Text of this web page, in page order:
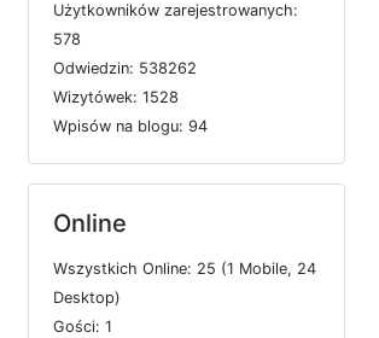
Użytkowników zarejestrowanych:
578
Odwiedzin: 538262
Wizytówek: 1528
Wpisów na blogu: 94
Online
Wszystkich Online: 25 (1 Mobile, 24
Desktop)
Gości: 1